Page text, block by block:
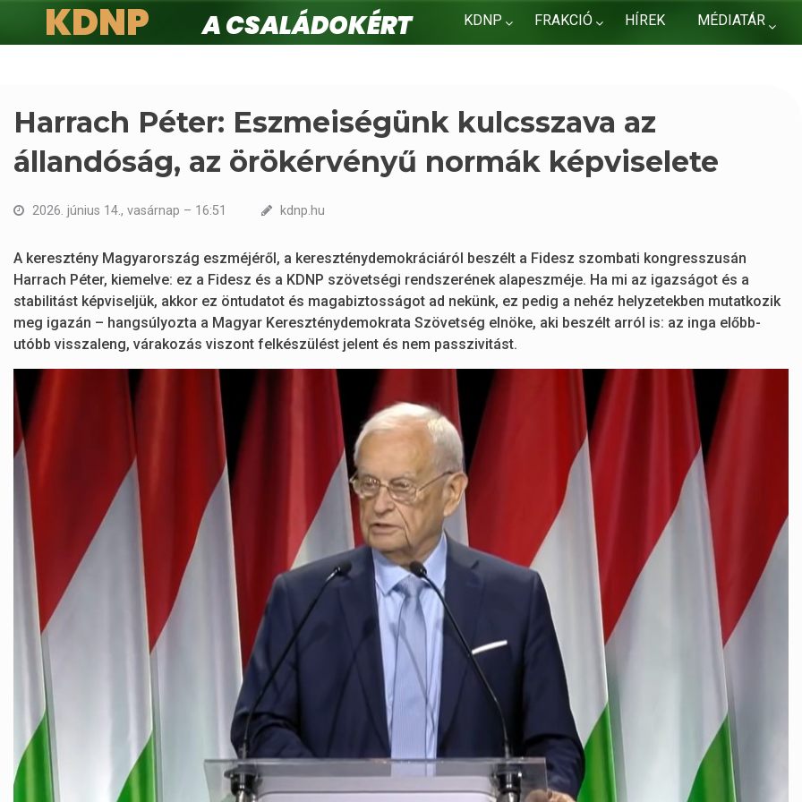
KDNP FRAKCIÓ HÍREK MÉDIATÁR
KDNP
A családokért.
Harrach Péter: Eszmeiségünk kulcsszava az
állandóság, az örökérvényű normák képviselete
2026. június 14., vasárnap – 16:51 kdnp.hu
A keresztény Magyarország eszméjéről, a kereszténydemokráciáról beszélt a Fidesz szombati kongresszusán
Harrach Péter, kiemelve: ez a Fidesz és a KDNP szövetségi rendszerének alapeszméje. Ha mi az igazságot és a
stabilitást képviseljük, akkor ez öntudatot és magabiztosságot ad nekünk, ez pedig a nehéz helyzetekben mutatkozik
meg igazán – hangsúlyozta a Magyar Kereszténydemokrata Szövetség elnöke, aki beszélt arról is: az inga előbb-
utóbb visszaleng, várakozás viszont felkészülést jelent és nem passzivitást.